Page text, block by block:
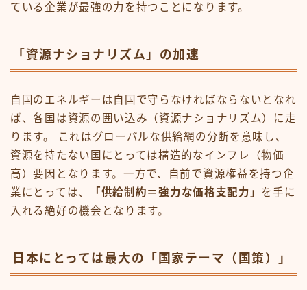
ている企業が最強の力を持つことになります。
「資源ナショナリズム」の加速
自国のエネルギーは自国で守らなければならないとなれ
ば、各国は資源の囲い込み（資源ナショナリズム）に走
ります。 これはグローバルな供給網の分断を意味し、
資源を持たない国にとっては構造的なインフレ（物価
高）要因となります。一方で、自前で資源権益を持つ企
業にとっては、
「供給制約＝強力な価格支配力」 を手に
入れる絶好の機会となります。
日本にとっては最大の「国家テーマ（国策）」